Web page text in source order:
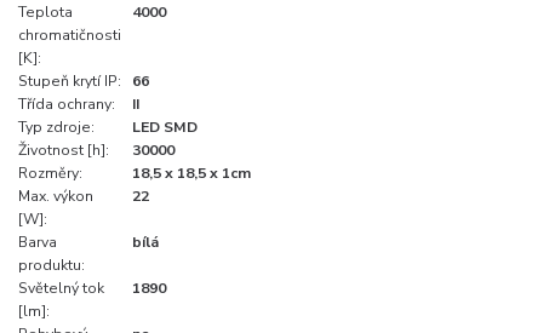
Teplota
chromatičnosti
[K]:
4000
Stupeň krytí IP:
66
Třída ochrany:
II
Typ zdroje:
LED SMD
Životnost [h]:
30000
Rozměry:
18,5 x 18,5 x 1cm
Max. výkon
[W]:
22
Barva
produktu:
bílá
Světelný tok
[lm]:
1890